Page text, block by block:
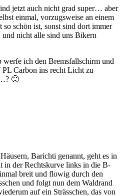
jetzt auch nicht grad super… aber
einmal, vorzugsweise an einem
schön ist, sonst sind dort immer
und nicht alle sind uns Bikern
werfe ich den Bremsfallschirm und
Carbon ins recht Licht zu
🙂
Barichti genannt, geht es in
in der Rechtskurve links in die B-
breit und flowig durch den
und folgt nun dem Waldrand
auf ein Strässchen, das von